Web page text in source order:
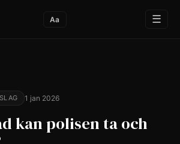
Aa ☰
1 jan 2026
kan polisen ta och